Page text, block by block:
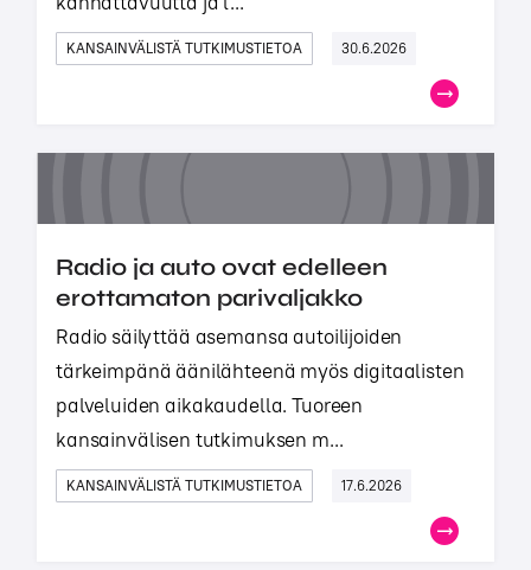
KANSAINVÄLISTÄ TUTKIMUSTIETOA 30.6.2026
Radio ja auto ovat edelleen
erottamaton parivaljakko
Radio säilyttää asemansa autoilijoiden
tärkeimpänä äänilähteenä myös digitaalisten
palveluiden aikakaudella. Tuoreen
kansainvälisen tutkimuksen m...
KANSAINVÄLISTÄ TUTKIMUSTIETOA 17.6.2026